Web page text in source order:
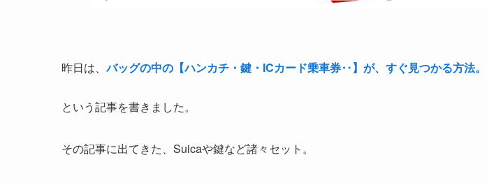
昨日は、バッグの中の【ハンカチ・鍵・ICカード乗車券‥】が、すぐ見つかる方法。
という記事を書きました。
その記事に出てきた、Suicaや鍵など諸々セット。